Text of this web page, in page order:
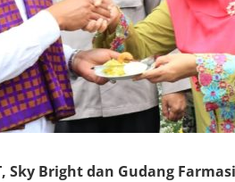
Sky Bright dan Gudang Farmasi